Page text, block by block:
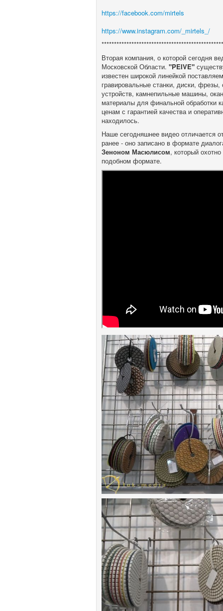
https://facebook.com/mirtels
https://www.instagram.com/_mirtels_/
Вторая компания, о которой сегодня
Московской Области."PEIVE"
известен широкой линейкой
гравировальные станки, диски,
устройств, камнепильные машины,
материалы для финальной обработки
ценам с гарантией качества и
находилось.
Наше сегодняшнее видео отличается
ранее - оно записано в формате
Зеноном Масюлисом, который
подобном формате.